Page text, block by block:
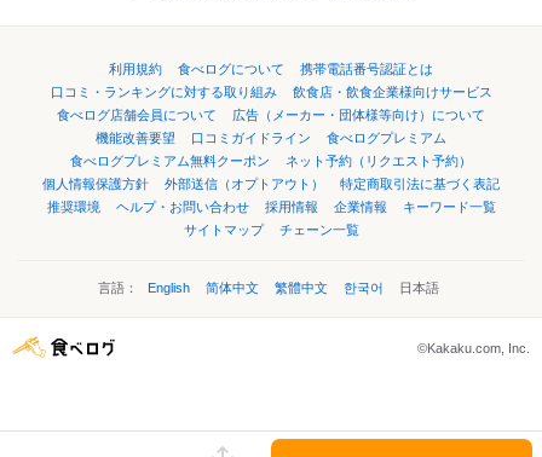
利用規約 食べログについて
携帯電話番号認証とは
口コミ・ランキングに対する取り組み
飲食店・飲食企業様向けサービス
食べログ店舗会員について
広告（メーカー・団体様等向け）について
機能改善要望
口コミガイドライン
食べログプレミアム
食べログプレミアム無料クーポン
ネット予約（リクエスト予約）
個人情報保護方針
外部送信（オプトアウト）
特定商取引法に基づく表記
推奨環境
ヘルプ・お問い合わせ 採用情報 企業情報
キーワード一覧
サイトマップ
チェーン一覧
言語： English 简体中文 繁體中文 한국어 日本語
©Kakaku.com, Inc.